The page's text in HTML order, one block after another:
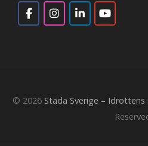
© 2026 Städa Sverige –